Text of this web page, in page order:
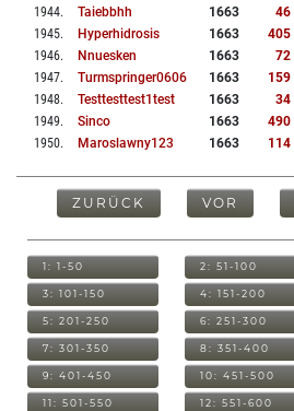
1944. Taiebbhh 1663 46
1945. Hyperhidrosis 1663 405
1946. Nnuesken 1663 72
1947. Turmspringer0606 1663 159
1948. Testtesttest1test 1663 34
1949. Sinco 1663 490
1950. Maroslawny123 1663 114
ZURÜCK VOR
1: 1-50 2: 51-100
3: 101-150 4: 151-200
5: 201-250 6: 251-300
7: 301-350 8: 351-400
9: 401-450 10: 451-500
11: 501-550 12: 551-600